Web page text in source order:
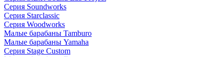
Серия Soundworks
Серия Starclassic
Серия Woodworks
Малые барабаны Tamburo
Малые барабаны Yamaha
Серия Stage Custom